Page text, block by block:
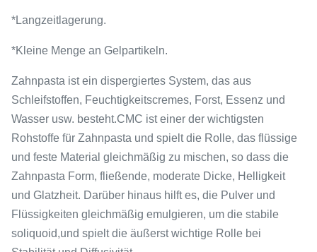
*Langzeitlagerung.
*Kleine Menge an Gelpartikeln.
Zahnpasta ist ein dispergiertes System, das aus
Schleifstoffen, Feuchtigkeitscremes, Forst, Essenz und
Wasser usw. besteht.CMC ist einer der wichtigsten
Rohstoffe für Zahnpasta und spielt die Rolle, das flüssige
und feste Material gleichmäßig zu mischen, so dass die
Zahnpasta Form, fließende, moderate Dicke, Helligkeit
und Glatzheit. Darüber hinaus hilft es, die Pulver und
Flüssigkeiten gleichmäßig emulgieren, um die stabile
soliquoid,und spielt die äußerst wichtige Rolle bei